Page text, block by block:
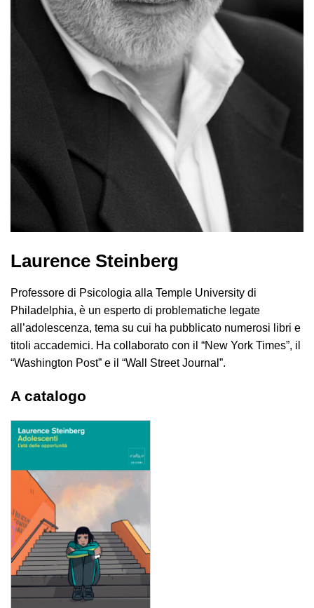
Laurence Steinberg
Professore di Psicologia alla Temple University di
Philadelphia, è un esperto di problematiche legate
all’adolescenza, tema su cui ha pubblicato numerosi libri e
titoli accademici. Ha collaborato con il “New York Times”, il
“Washington Post” e il “Wall Street Journal”.
A catalogo